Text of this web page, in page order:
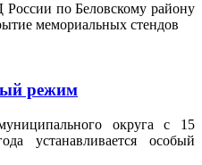
по Беловскому району
мемориальных стендов
режим
округа с 15
устанавливается особый